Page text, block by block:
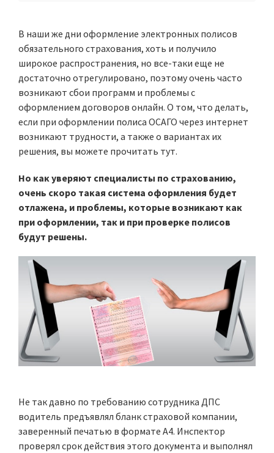
В наши же дни оформление электронных полисов
обязательного страхования, хоть и получило
широкое распространения, но все-таки еще не
достаточно отрегулировано, поэтому очень часто
возникают сбои программ и проблемы с
оформлением договоров онлайн. О том, что делать,
если при оформлении полиса ОСАГО через интернет
возникают трудности, а также о вариантах их
решения, вы можете прочитать тут.
Но как уверяют специалисты по страхованию,
очень скоро такая система оформления будет
отлажена, и проблемы, которые возникают как
при оформлении, так и при проверке полисов
будут решены.
Не так давно по требованию сотрудника ДПС
водитель предъявлял бланк страховой компании,
заверенный печатью в формате А4. Инспектор
проверял срок действия этого документа и выполнял